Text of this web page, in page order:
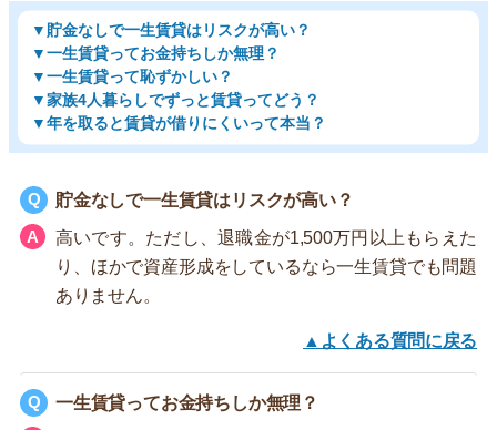
▼貯金なしで一生賃貸はリスクが高い？
▼一生賃貸ってお金持ちしか無理？
▼一生賃貸って恥ずかしい？
▼家族4人暮らしでずっと賃貸ってどう？
▼年を取ると賃貸が借りにくいって本当？
貯金なしで一生賃貸はリスクが高い？
高いです。ただし、退職金が1,500万円以上もらえた
り、ほかで資産形成をしているなら一生賃貸でも問題
ありません。
▲よくある質問に戻る
一生賃貸ってお金持ちしか無理？